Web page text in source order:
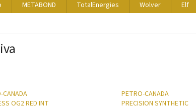
METABOND TotalEnergies Wolver Elf
CANADA
OG2 RED INT
PETRO-CANADA
PRECISION SYNTHETIC